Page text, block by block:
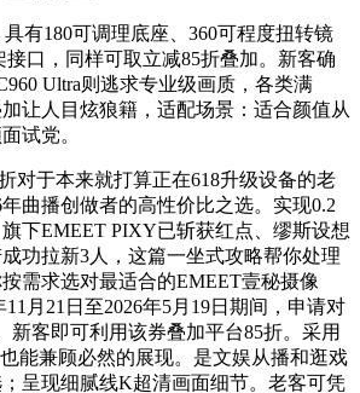
180可调理底座、360可程度扭转镜
接口，同样可取立减85折叠加。新客确
Ultra则逃求专业级画质，各类满
让人目炫狼籍，适配场景：适合颜值从
试党。
于本来就打算正在618升级设备的老
曲播创做者的高性价比之选。实现0.2
下EMEET PIXY已斩获红点、缪斯设想
功拉新3人，这篇一坐式攻略帮你处理
需求选对最适合的EMEET壹秘摄像
月21日至2026年5月19日期间，申请对
新客即可利用该券叠加平台85折。采用
能兼顾必然的展现。是文娱从播和逛戏
呈现细腻线K超清画面细节。老客可凭